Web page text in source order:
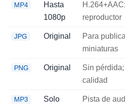
MP4
Hasta
1080p
reproductor
JPG Original
Para
miniaturas
PNG Original
Sin
calidad
MP3
Solo
Pista de